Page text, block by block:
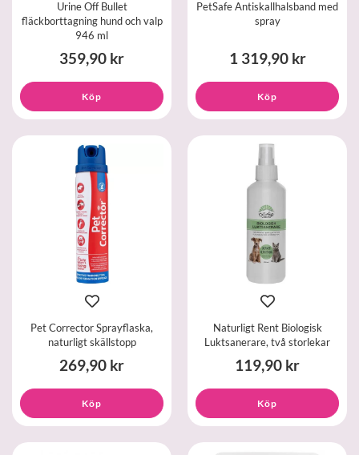
Urine Off Bullet
fläckborttagning hund och valp
946 ml
359,90 kr
Köp
PetSafe Antiskallhalsband med
spray
1 319,90 kr
Köp
Pet Corrector Sprayflaska,
naturligt skällstopp
269,90 kr
Köp
Naturligt Rent Biologisk
Luktsanerare, två storlekar
119,90 kr
Köp